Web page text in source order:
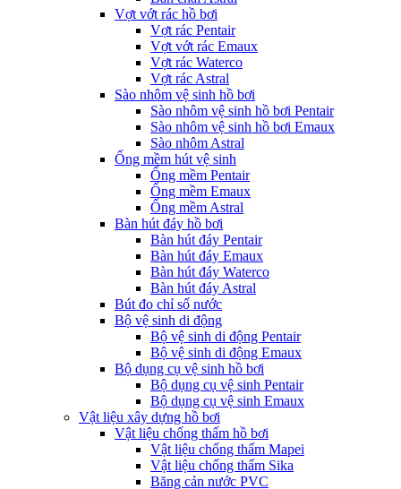
Vợt vớt rác hồ bơi
Vợt rác Pentair
Vợt vớt rác Emaux
Vợt rác Waterco
Vợt rác Astral
Sào nhôm vệ sinh hồ bơi
Sào nhôm vệ sinh hồ bơi Pentair
Sào nhôm vệ sinh hồ bơi Emaux
Sào nhôm Astral
Ống mềm hút vệ sinh
Ống mềm Pentair
Ống mềm Emaux
Ống mềm Astral
Bàn hút đáy hồ bơi
Bàn hút đáy Pentair
Bàn hút đáy Emaux
Bàn hút đáy Waterco
Bàn hút đáy Astral
Bút đo chỉ số nước
Bộ vệ sinh di động
Bộ vệ sinh di động Pentair
Bộ vệ sinh di động Emaux
Bộ dụng cụ vệ sinh hồ bơi
Bộ dụng cụ vệ sinh Pentair
Bộ dụng cụ vệ sinh Emaux
Vật liệu xây dựng hồ bơi
Vật liệu chống thấm hồ bơi
Vật liệu chống thấm Mapei
Vật liệu chống thấm Sika
Băng cản nước PVC